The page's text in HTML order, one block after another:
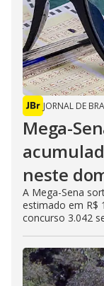
JORNAL DE
Mega-
neste
A Mega-Sena
estimado em R$
concurso 3.042